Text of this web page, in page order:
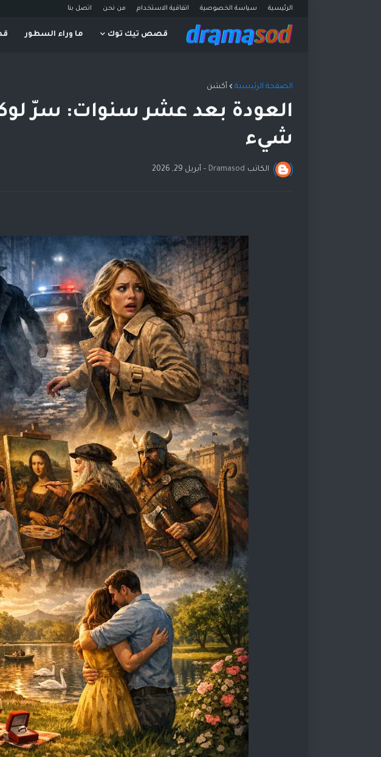
الرئيسية سياسة الخصوصية اتفاقية الاستخدام من نحن اتصل بنا
قصص تيك توك ما وراء السطور
الصفحة الرئيسية أكشن
العودة بعد عشر سنوات: سرّ
شيء
الكاتب Dramasod
- أبريل 29, 2026